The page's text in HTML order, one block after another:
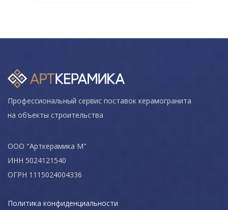
Профессиональный сервис поставок керамогранита
на объекты строительства
ООО "Арткерамика М"
ИНН 5024121540
ОГРН 1115024004336
Политика конфиденциальности